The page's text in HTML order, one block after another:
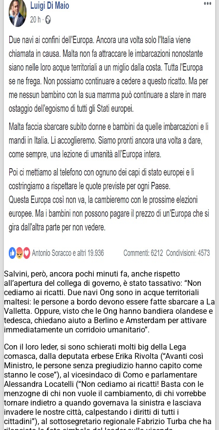
Salvini, però, ancora pochi minuti fa, anche rispetto
all’apertura del collega di governo, è stato tassativo: “Non
cediamo ai ricatti. Due navi Ong sono in acque territoriali
maltesi: le persone a bordo devono essere fatte sbarcare a La
Valletta. Oppure, visto che le Ong hanno bandiera olandese e
tedesca, chiedano aiuto a Berlino e Amsterdam per attivare
immediatamente un corridoio umanitario”.
Con il loro leder, si sono schierati molti big della Lega
comasca, dalla deputata erbese Erika Rivolta (“Avanti così
Ministro, le persone senza pregiudizio hanno capito come
stanno le cose”), al vicesindaco di Como e parlamentare
Alessandra Locatelli (“Non cediamo ai ricatti! Basta con le
menzogne di chi non vuole il cambiamento, di chi vorrebbe
tornare indietro a quando governava la sinistra e lasciava
invadere le nostre città, calpestando i diritti di tutti i
cittadini”), al sottosegretario regionale Fabrizio Turba che ha